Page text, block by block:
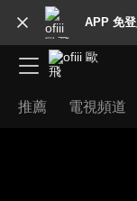
APP 免
推薦 電視頻道